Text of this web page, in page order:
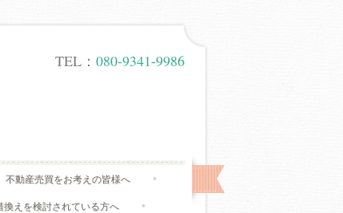
TEL： 080-9341-9986
不動産売買をお考えの皆様へ
えを検討されている方へ